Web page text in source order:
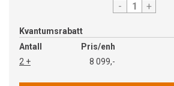
- +
Kvantumsrabatt
Antall
Pris/enh
2 +
8 099,-